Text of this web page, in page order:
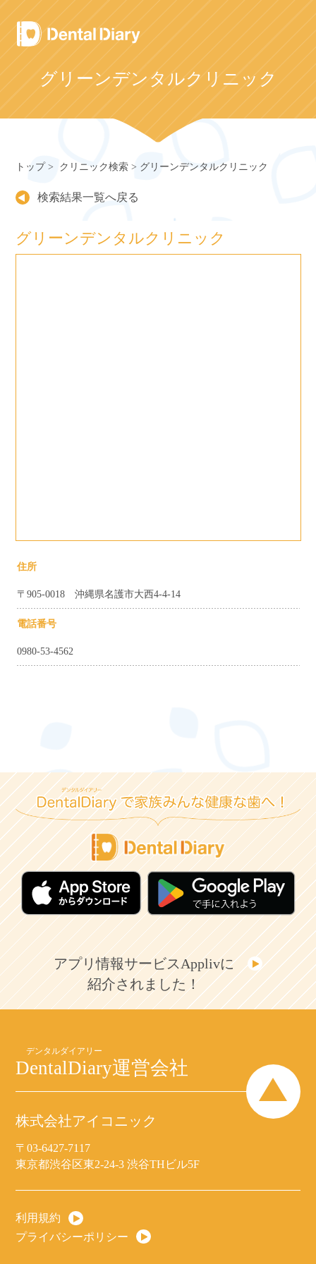
Skip
to
content
グリーンデンタルクリニック
トップ クリニック検索 グリーンデンタルクリニック
検索結果一覧へ戻る
グリーンデンタルクリニック
住所
〒905-0018 沖縄県名護市大西4-4-14
電話番号
0980-53-4562
アプリ情報サービスApplivに
紹介されました！
DentalDiary運営会社
株式会社アイコニック
〒03-6427-7117
東京都渋谷区東2-24-3 渋谷THビル5F
利用規約
プライバシーポリシー